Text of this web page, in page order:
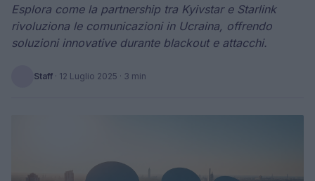
Esplora come la partnership tra Kyivstar e Starlink
rivoluziona le comunicazioni in Ucraina, offrendo
soluzioni innovative durante blackout e attacchi.
Staff · 12 Luglio 2025 · 3 min